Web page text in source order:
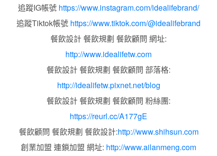
追蹤IG帳號 https://www.instagram.com/idealifebrand/
追蹤Tiktok帳號 https://www.tiktok.com/@idealifebrand
餐飲設計 餐飲規劃 餐飲顧問 網址:
http://www.idealifetw.com
餐飲設計 餐飲規劃 餐飲顧問 部落格:
http://idealifetw.pixnet.net/blog
餐飲設計 餐飲規劃 餐飲顧問 粉絲團:
https://reurl.cc/A177gE
餐飲顧問 餐飲規劃 餐飲設計:http://www.shihsun.com
創業加盟 連鎖加盟 網址: http://www.ailanmeng.com